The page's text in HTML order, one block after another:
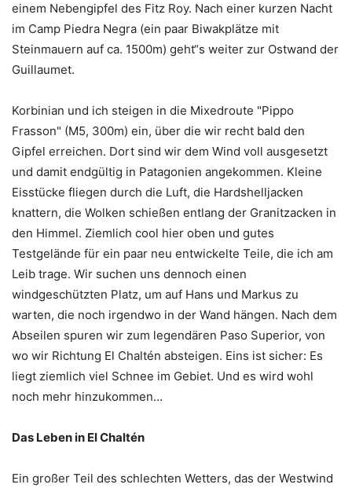
einem Nebengipfel des Fitz Roy. Nach einer kurzen Nacht
im Camp Piedra Negra (ein paar Biwakplätze mit
Steinmauern auf ca. 1500m) geht“s weiter zur Ostwand der
Guillaumet.
Korbinian und ich steigen in die Mixedroute "Pippo
Frasson" (M5, 300m) ein, über die wir recht bald den
Gipfel erreichen. Dort sind wir dem Wind voll ausgesetzt
und damit endgültig in Patagonien angekommen. Kleine
Eisstücke fliegen durch die Luft, die Hardshelljacken
knattern, die Wolken schießen entlang der Granitzacken in
den Himmel. Ziemlich cool hier oben und gutes
Testgelände für ein paar neu entwickelte Teile, die ich am
Leib trage. Wir suchen uns dennoch einen
windgeschützten Platz, um auf Hans und Markus zu
warten, die noch irgendwo in der Wand hängen. Nach dem
Abseilen spuren wir zum legendären Paso Superior, von
wo wir Richtung El Chaltén absteigen. Eins ist sicher: Es
liegt ziemlich viel Schnee im Gebiet. Und es wird wohl
noch mehr hinzukommen…
Das Leben in El Chaltén
Ein großer Teil des schlechten Wetters, das der Westwind